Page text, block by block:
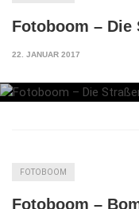
Fotoboom – Die
22. JANUAR 2017
FOTOBOOM
Fotoboom –